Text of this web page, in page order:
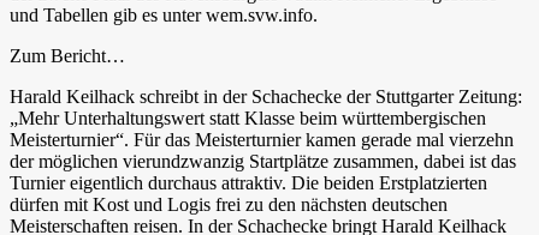
und Tabellen gib es unter wem.svw.info.
Zum Bericht…
Harald Keilhack schreibt in der Schachecke der Stuttgarter Zeitung:
„Mehr Unterhaltungswert statt Klasse beim württembergischen
Meisterturnier“. Für das Meisterturnier kamen gerade mal vierzehn
der möglichen vierundzwanzig Startplätze zusammen, dabei ist das
Turnier eigentlich durchaus attraktiv. Die beiden Erstplatzierten
dürfen mit Kost und Logis frei zu den nächsten deutschen
Meisterschaften reisen. In der Schachecke bringt Harald Keilhack